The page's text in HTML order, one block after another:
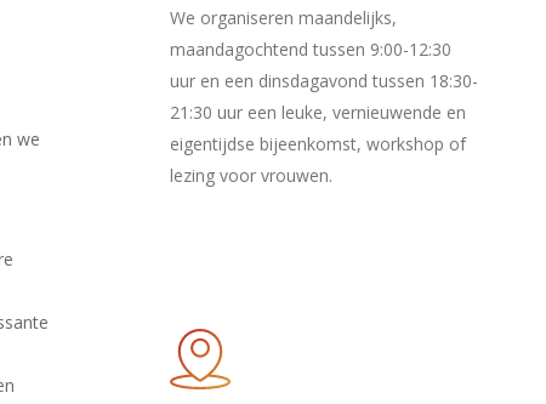
we
We organiseren maandelijks,
maandagochtend tussen 9:00-12:30
uur en een dinsdagavond tussen 18:30-
21:30 uur een leuke, vernieuwende en
eigentijdse bijeenkomst, workshop of
lezing voor vrouwen.